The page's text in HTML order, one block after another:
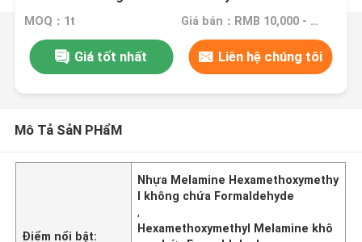
MOQ：1t Giá bán：RMB 10,000 - 20,000 million Yuan/ton
Giá tốt nhất Liên hệ chúng tôi
Mô Tả SảN PHẩM
Điểm nổi bật:
Nhựa Melamine Hexamethoxymethy
l không chứa Formaldehyde
,
Hexamethoxymethyl Melamine khô